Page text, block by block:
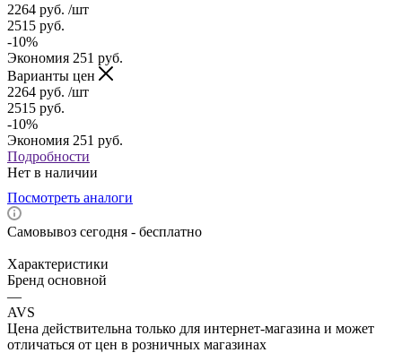
2264 руб. /шт
2515 руб.
-10%
Экономия 251 руб.
Варианты цен
2264 руб. /шт
2515 руб.
-10%
Экономия 251 руб.
Подробности
Нет в наличии
Посмотреть аналоги
Самовывоз сегодня - бесплатно
Характеристики
Бренд основной
—
AVS
Цена действительна только для интернет-магазина и может
отличаться от цен в розничных магазинах